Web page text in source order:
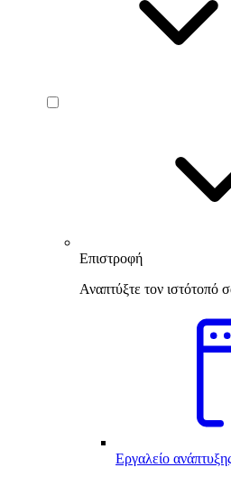
Επιστροφή
Αναπτύξτε τον ιστότοπό
Εργαλείο